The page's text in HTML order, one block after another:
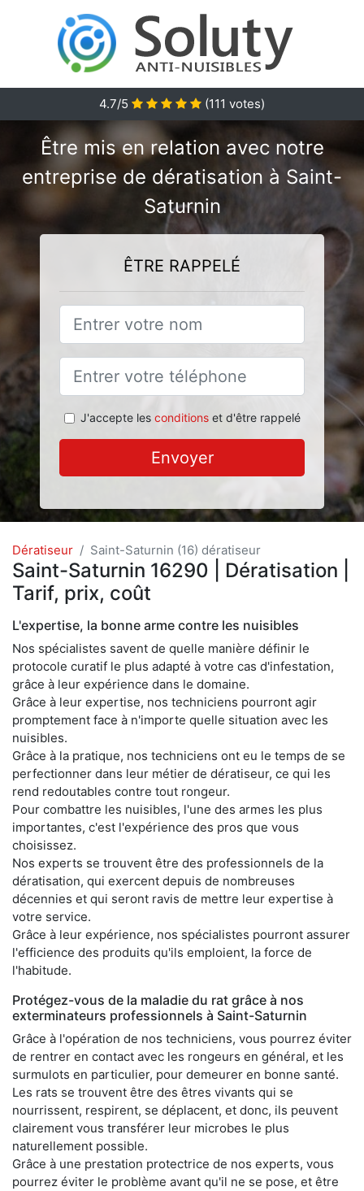
4.7/5 (111 votes)
Être mis en relation avec notre
entreprise de dératisation à Saint-
Saturnin
ÊTRE RAPPELÉ
J'accepte les conditionset d'être rappelé
Envoyer
Dératiseur Saint-Saturnin (16) dératiseur
Saint-Saturnin 16290 | Dératisation |
Tarif, prix, coût
L'expertise, la bonne arme contre les nuisibles
Nos spécialistes savent de quelle manière définir le
protocole curatif le plus adapté à votre cas d'infestation,
grâce à leur expérience dans le domaine.
Grâce à leur expertise, nos techniciens pourront agir
promptement face à n'importe quelle situation avec les
nuisibles.
Grâce à la pratique, nos techniciens ont eu le temps de se
perfectionner dans leur métier de dératiseur, ce qui les
rend redoutables contre tout rongeur.
Pour combattre les nuisibles, l'une des armes les plus
importantes, c'est l'expérience des pros que vous
choisissez.
Nos experts se trouvent être des professionnels de la
dératisation, qui exercent depuis de nombreuses
décennies et qui seront ravis de mettre leur expertise à
votre service.
Grâce à leur expérience, nos spécialistes pourront assurer
l'efficience des produits qu'ils emploient, la force de
l'habitude.
Protégez-vous de la maladie du rat grâce à nos
exterminateurs professionnels à Saint-Saturnin
Grâce à l'opération de nos techniciens, vous pourrez éviter
de rentrer en contact avec les rongeurs en général, et les
surmulots en particulier, pour demeurer en bonne santé.
Les rats se trouvent être des êtres vivants qui se
nourrissent, respirent, se déplacent, et donc, ils peuvent
clairement vous transférer leur microbes le plus
naturellement possible.
Grâce à une prestation protectrice de nos experts, vous
pourrez éviter le problème avant qu'il ne se pose, et être